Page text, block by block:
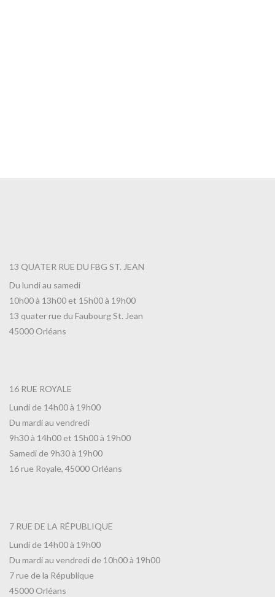
13 QUATER RUE DU FBG ST. JEAN
Du lundi au samedi
10h00 à 13h00 et 15h00 à 19h00
13 quater rue du Faubourg St. Jean
45000 Orléans
16 RUE ROYALE
Lundi de 14h00 à 19h00
Du mardi au vendredi
9h30 à 14h00 et 15h00 à 19h00
Samedi de 9h30 à 19h00
16 rue Royale, 45000 Orléans
7 RUE DE LA RÉPUBLIQUE
Lundi de 14h00 à 19h00
Du mardi au vendredi de 10h00 à 19h00
7 rue de la République
45000 Orléans